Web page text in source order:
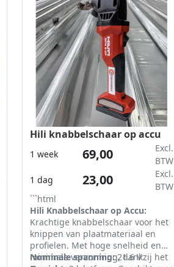
plaats van gebruik plaatsen!
Hili knabbelschaar op accu
1 dag 23,00
Excl.
BTW
1 week 69,00
Excl.
BTW
```html
Hili Knabbelschaar op Accu:
Krachtige knabbelschaar voor het
knippen van plaatmateriaal en
profielen. Met hoge snelheid en
minimale vervorming, dankzij het
Nominale spanning:21.6 V